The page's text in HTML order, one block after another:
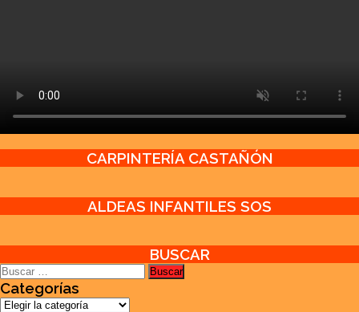
CARPINTERÍA CASTAÑÓN
ALDEAS INFANTILES SOS
BUSCAR
Buscar:
Categorías
Categorías